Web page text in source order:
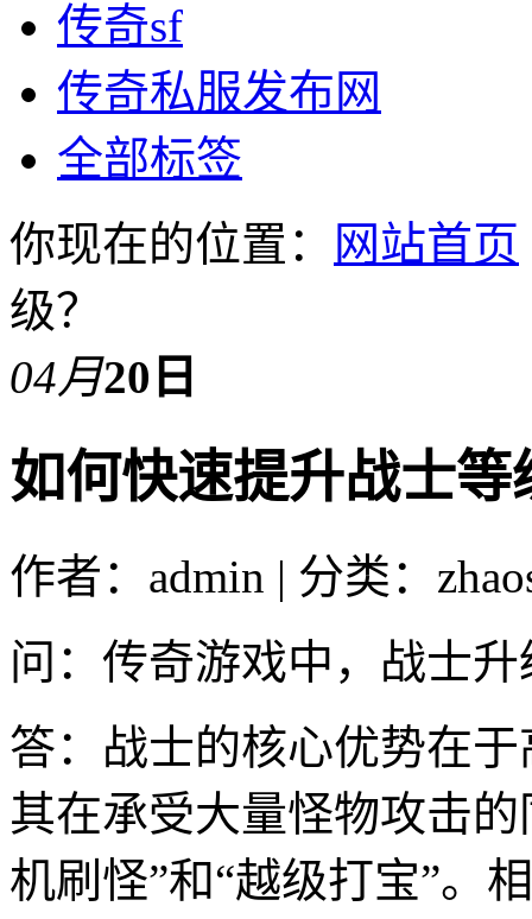
传奇sf
传奇私服发布网
全部标签
你现在的位置：
网站首页
级？
04月20日
如何快速提升战士等
作者：admin | 分类：
问：传奇游戏中，战士
答：战士的核心优势在
其在承受大量怪物攻击
机刷怪”和“越级打宝”。